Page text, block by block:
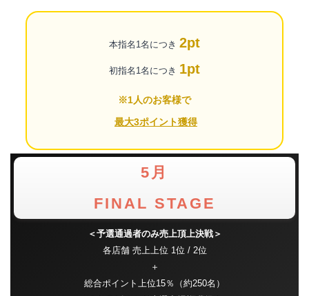
本指名1名につき 2pt
初指名1名につき 1pt
※1人のお客様で
最大3ポイント獲得
5月
FINAL STAGE
＜予選通過者のみ売上頂上決戦＞
各店舗 売上上位 1位 / 2位
＋
総合ポイント上位15％（約250名）